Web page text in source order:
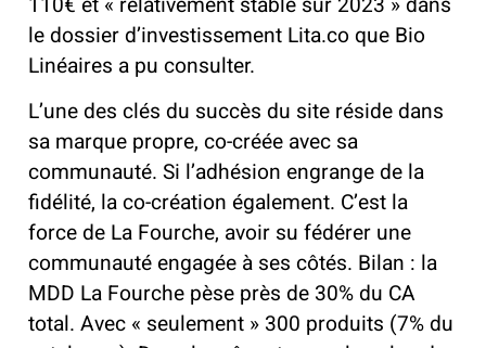
le dossier d’investissement Lita.co que Bio
Linéaires a pu consulter.
L’une des clés du succès du site réside dans
sa marque propre, co-créée avec sa
communauté. Si l’adhésion engrange de la
fidélité, la co-création également. C’est la
force de La Fourche, avoir su fédérer une
communauté engagée à ses côtés. Bilan : la
MDD La Fourche pèse près de 30% du CA
total. Avec « seulement » 300 produits (7% du